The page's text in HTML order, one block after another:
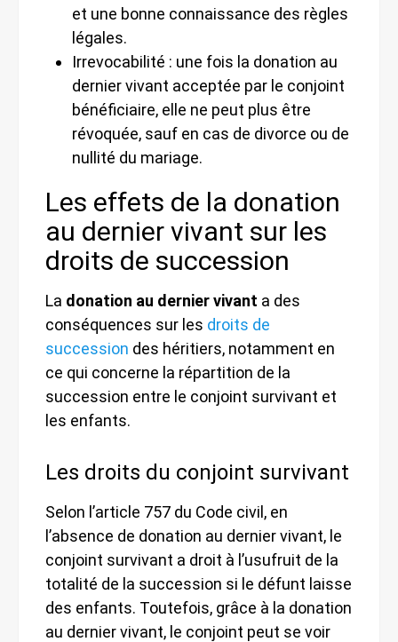
et une bonne connaissance des règles
légales.
Irrevocabilité : une fois la donation au
dernier vivant acceptée par le conjoint
bénéficiaire, elle ne peut plus être
révoquée, sauf en cas de divorce ou de
nullité du mariage.
Les effets de la donation
au dernier vivant sur les
droits de succession
La donation au dernier vivant a des
conséquences sur les droits de
succession des héritiers, notamment en
ce qui concerne la répartition de la
succession entre le conjoint survivant et
les enfants.
Les droits du conjoint survivant
Selon l’article 757 du Code civil, en
l’absence de donation au dernier vivant, le
conjoint survivant a droit à l’usufruit de la
totalité de la succession si le défunt laisse
des enfants. Toutefois, grâce à la donation
au dernier vivant, le conjoint peut se voir